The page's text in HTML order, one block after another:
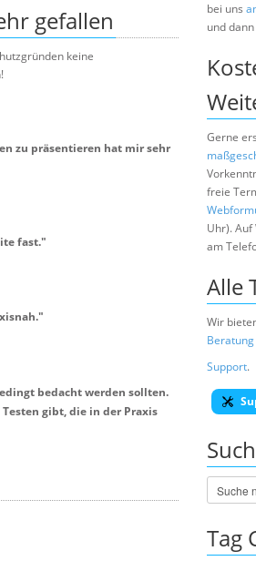
gefallen
keine
zu präsentieren hat mir sehr
fast."
"
bedacht werden sollten.
gibt, die in der Praxis
bei uns
und
Gerne
freie
Uhr).
am
Alle
Wir
Beratung
Support.
Tag